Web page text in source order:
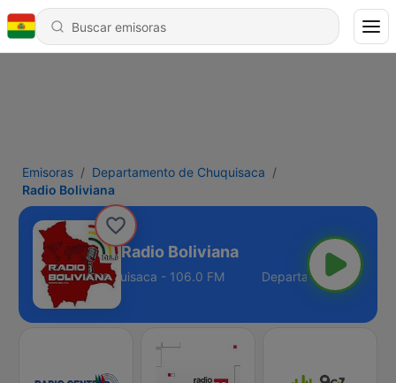
Emisoras
Departamento de Chuquisaca
Radio Boliviana
Radio Boliviana
de Chuquisaca - 106.0 FM